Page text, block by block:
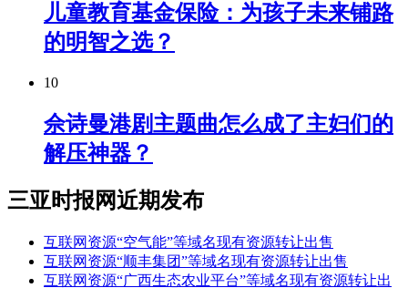
儿童教育基金保险：为孩子未来铺路
的明智之选？
10
佘诗曼港剧主题曲怎么成了主妇们的
解压神器？
三亚时报网近期发布
互联网资源“空气能”等域名现有资源转让出售
互联网资源“顺丰集团”等域名现有资源转让出售
互联网资源“广西生态农业平台”等域名现有资源转让出